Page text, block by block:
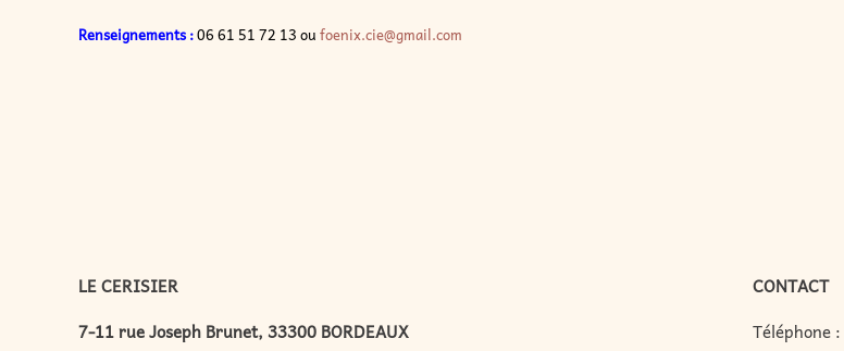
Renseignements :06 61 51 72 13 oufoenix.cie@gmail.com
LE CERISIER
7-11 rue Joseph Brunet, 33300 BORDEAUX
CONTACT
Téléphone :